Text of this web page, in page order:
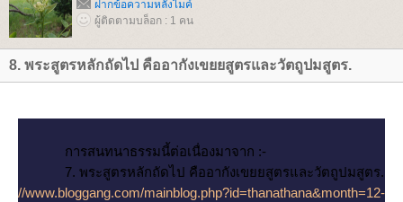
ฝากข้อความหลังไมค์
ผู้ติดตามบล็อก : 1 คน
8. พระสูตรหลักถัดไป คืออากังเขยยสูตรและวัตถูปมสูตร.
การสนทนาธรรมนี้ต่อเนื่องมาจาก :-
7. พระสูตรหลักถัดไป คืออากังเขยยสูตรและวัตถูปมสูตร.
//www.bloggang.com/mainblog.php?id=thanathana&month=12-